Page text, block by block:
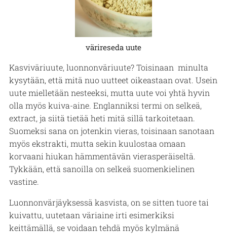
värireseda uute
Kasviväriuute, luonnonväriuute? Toisinaan minulta
kysytään, että mitä nuo uutteet oikeastaan ovat. Usein
uute mielletään nesteeksi, mutta uute voi yhtä hyvin
olla myös kuiva-aine. Englanniksi termi on selkeä,
extract, ja siitä tietää heti mitä sillä tarkoitetaan.
Suomeksi sana on jotenkin vieras, toisinaan sanotaan
myös ekstrakti, mutta sekin kuulostaa omaan
korvaani hiukan hämmentävän vierasperäiseltä.
Tykkään, että sanoilla on selkeä suomenkielinen
vastine.
Luonnonvärjäyksessä kasvista, on se sitten tuore tai
kuivattu, uutetaan väriaine irti esimerkiksi
keittämällä, se voidaan tehdä myös kylmänä